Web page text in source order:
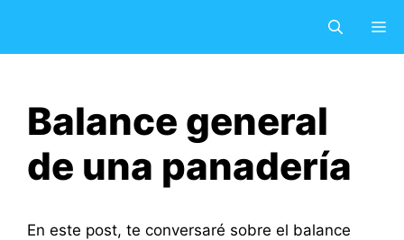
contenido
Balance general
de una panadería
En este post, te conversaré sobre el balance